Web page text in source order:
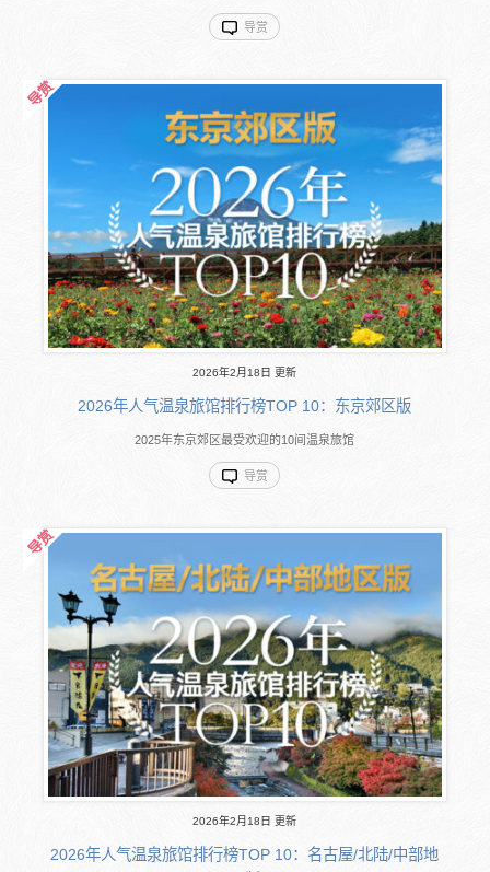
导赏
2026年2月18日 更新
2026年人气温泉旅馆排行榜TOP 10：东京郊区版
2025年东京郊区最受欢迎的10间温泉旅馆
导赏
2026年2月18日 更新
2026年人气温泉旅馆排行榜TOP 10：名古屋/北陆/中部地